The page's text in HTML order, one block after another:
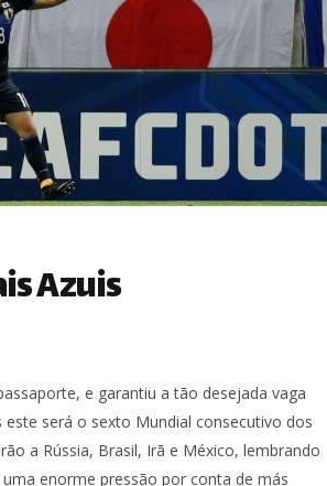
Azuis
e garantiu a tão desejada vaga
será o sexto Mundial consecutivo dos
a Rússia, Brasil, Irã e México, lembrando
enorme pressão por conta de más